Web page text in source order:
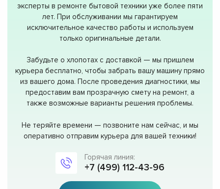
эксперты в ремонте бытовой техники уже более пяти
лет. При обслуживании мы гарантируем
исключительное качество работы и используем
только оригинальные детали.
Забудьте о хлопотах с доставкой — мы пришлем
курьера бесплатно, чтобы забрать вашу машину прямо
из вашего дома. После проведения диагностики, мы
предоставим вам прозрачную смету на ремонт, а
также возможные варианты решения проблемы.
Не теряйте времени — позвоните нам сейчас, и мы
оперативно отправим курьера для вашей техники!
Горячая линия:
+7 (499) 112-43-96